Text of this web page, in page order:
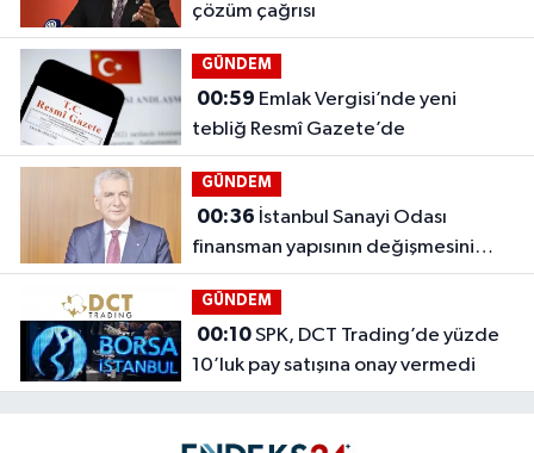
çözüm çağrısı
GÜNDEM
00:59
tebliğ Resmî Gazete’de
GÜNDEM
00:36
finansman yapısının değişmesini
istedi
GÜNDEM
00:10SPK, DCT Trading’de yüzde
10’luk pay satışına onay vermedi